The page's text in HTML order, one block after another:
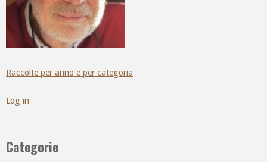
Raccolte per anno e per categoria
Log in
Categorie